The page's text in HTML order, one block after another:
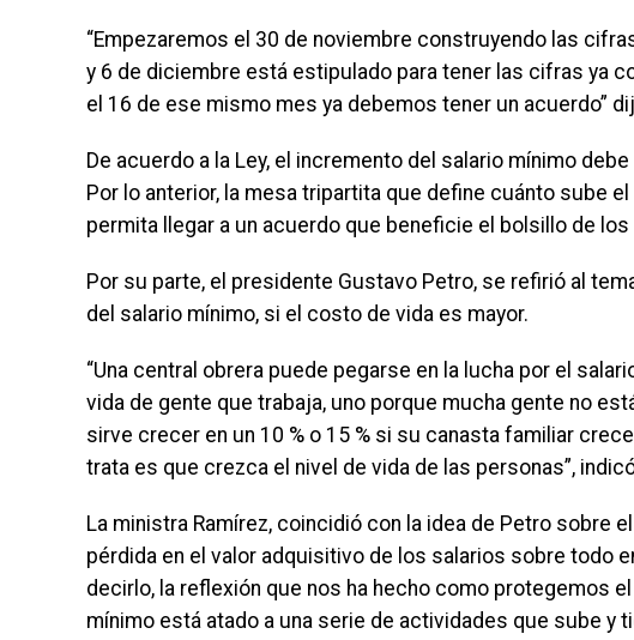
“Empezaremos el 30 de noviembre construyendo las
y 6 de diciembre está estipulado para tener las cifras ya
el 16 de ese mismo mes ya debemos tener un acuerdo”
De acuerdo a la Ley, el incremento del salario mínimo
Por lo anterior, la mesa tripartita que define cuánto sube
permita llegar a un acuerdo que beneficie el bolsillo de
Por su parte, el presidente Gustavo Petro, se refirió al
del salario mínimo, si el costo de vida es mayor.
“Una central obrera puede pegarse en la lucha por el
vida de gente que trabaja, uno porque mucha gente no
sirve crecer en un 10 % o 15 % si su canasta familiar
trata es que crezca el nivel de vida de las personas”,
La ministra Ramírez, coincidió con la idea de Petro sobre
pérdida en el valor adquisitivo de los salarios sobre todo
decirlo, la reflexión que nos ha hecho como protegemos
mínimo está atado a una serie de actividades que sube y